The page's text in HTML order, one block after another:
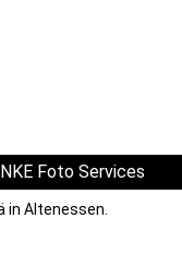
Foto Services
in Altenessen.